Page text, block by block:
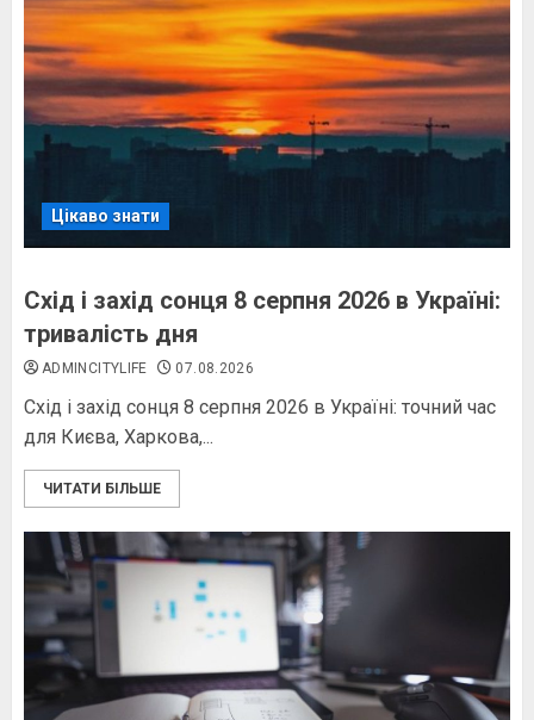
Цікаво знати
Схід і захід сонця 8 серпня 2026 в Україні:
тривалість дня
ADMINCITYLIFE 07.08.2026
Схід і захід сонця 8 серпня 2026 в Україні: точний час
для Києва, Харкова,...
ЧИТАТИ БІЛЬШЕ